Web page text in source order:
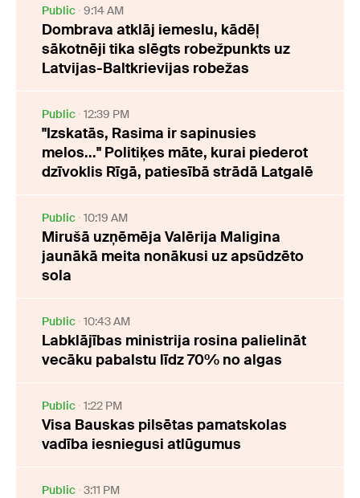
Public 9:14 AM
Dombrava atklāj iemeslu, kādēļ
sākotnēji tika slēgts robežpunkts uz
Latvijas-Baltkrievijas robežas
Public 12:39 PM
"Izskatās, Rasima ir sapinusies
melos..." Politiķes māte, kurai piederot
dzīvoklis Rīgā, patiesībā strādā Latgalē
Public 10:19 AM
Mirušā uzņēmēja Valērija Maligina
jaunākā meita nonākusi uz apsūdzēto
sola
Public 10:43 AM
Labklājības ministrija rosina palielināt
vecāku pabalstu līdz 70% no algas
Public 1:22 PM
Visa Bauskas pilsētas pamatskolas
vadība iesniegusi atlūgumus
Public 3:11 PM